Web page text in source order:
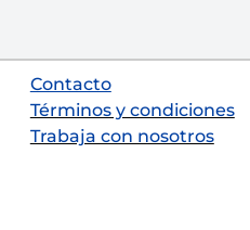
Contacto
Términos y condiciones
Trabaja con nosotros